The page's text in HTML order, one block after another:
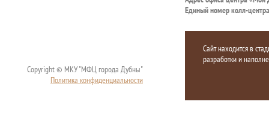
Единый номер колл-
Copyright © МКУ "МФЦ города Дубны"
Политика конфиденциальности
Сайт находится в
разработки и